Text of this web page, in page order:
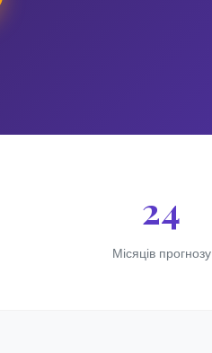
24
Місяців прогнозу